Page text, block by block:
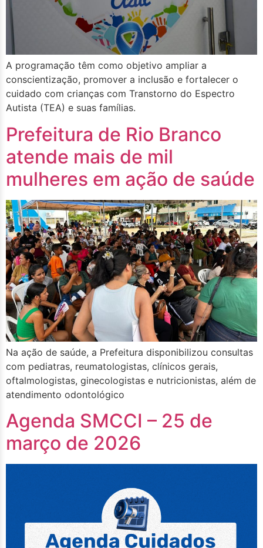
A programação têm como objetivo ampliar a
conscientização, promover a inclusão e fortalecer o
cuidado com crianças com Transtorno do Espectro
Autista (TEA) e suas famílias.
Prefeitura de Rio Branco
atende mais de mil
mulheres em ação de saúde
Na ação de saúde, a Prefeitura disponibilizou consultas
com pediatras, reumatologistas, clínicos gerais,
oftalmologistas, ginecologistas e nutricionistas, além de
atendimento odontológico
Agenda SMCCI – 25 de
março de 2026